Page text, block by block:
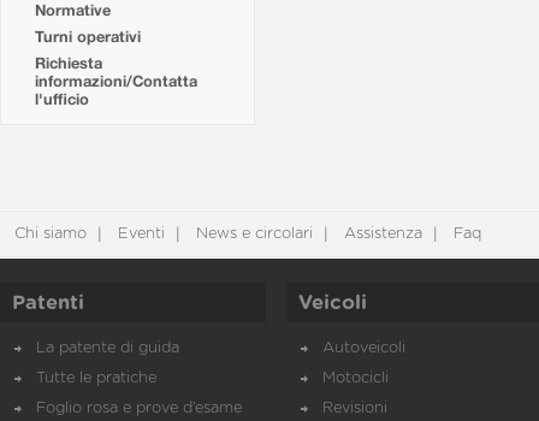
Normative
Turni operativi
Richiesta
informazioni/Contatta
l'ufficio
Chi siamo Eventi News e circolari Assistenza Faq
Patenti
La patente di guida
Tutte le pratiche
Foglio rosa e prove d’esame
Veicoli
Autoveicoli
Motocicli
Revisioni